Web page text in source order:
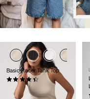
Basic Racer Tank Top
26,95 €